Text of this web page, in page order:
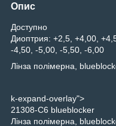
Опис
Доступно
Диоптрия: +2,5, +4,00,
-4,50, -5,00, -5,50, -6,00
Лінза полімерна,
k-expand-overlay">
21308-C6 blueblocker
Лінза полімерна,